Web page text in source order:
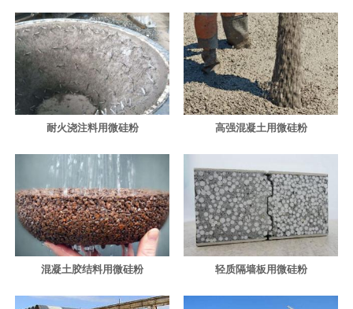
耐火浇注料用微硅粉 高强混凝土用微硅粉
混凝土胶结料用微硅粉 轻质隔墙板用微硅粉